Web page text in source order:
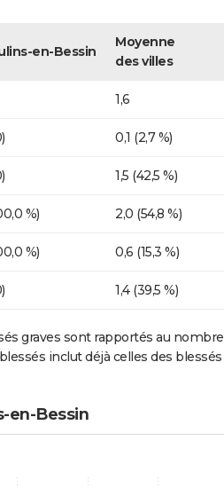
en-Bessin
Moyenne
des villes
1,6
0,1 (2,7 %)
1,5 (42,5 %)
%) 2,0 (54,8 %)
%) 0,6 (15,3 %)
1,4 (39,5 %)
graves sont rapportés au nombre
inclut déjà celles des blessés
en-Bessin